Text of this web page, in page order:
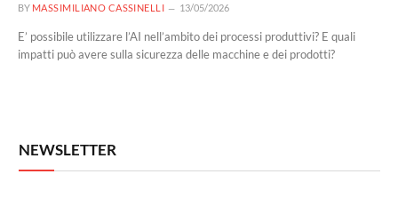
BY MASSIMILIANO CASSINELLI 13/05/2026
E’ possibile utilizzare l’AI nell’ambito dei processi produttivi? E quali
impatti può avere sulla sicurezza delle macchine e dei prodotti?
NEWSLETTER